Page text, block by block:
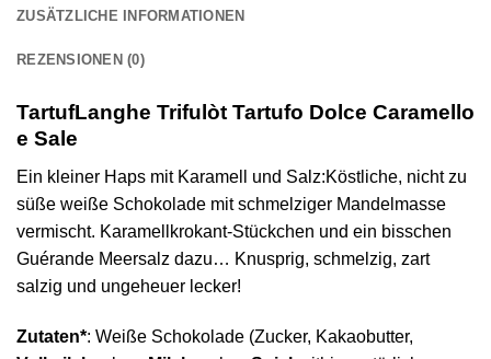
ZUSÄTZLICHE INFORMATIONEN
REZENSIONEN (0)
TartufLanghe Trifulòt Tartufo Dolce Caramello
e Sale
Ein kleiner Haps mit Karamell und Salz:Köstliche, nicht zu
süße weiße Schokolade mit schmelziger Mandelmasse
vermischt. Karamellkrokant-Stückchen und ein bisschen
Guérande Meersalz dazu… Knusprig, schmelzig, zart
salzig und ungeheuer lecker!
Zutaten*: Weiße Schokolade (Zucker, Kakaobutter,